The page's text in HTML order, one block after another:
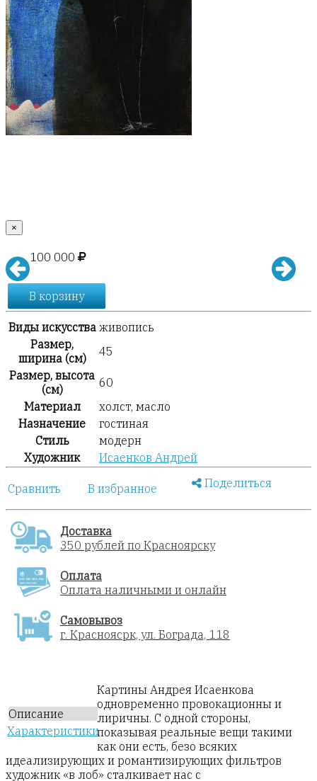
×
100 000
В корзину
Виды искусства живопись
Размер,
ширина (см)
45
Размер, высота
(см)
60
Материал
холст, масло
Назначение
гостиная
Стиль
модерн
Художник
Исаенков Андрей
Сравнить В избранное Поделиться
Доставка
350 рублей по Красноярску
Оплата
Оплата наличными и онлайн
Самовывоз
г. Красноясрк, ул. Бограда, 118
Описание
Характеристики
Картины Андрея Исаенкова
одновременно провокационны и
лиричны. С одной стороны,
показывая реальные вещи такими
как они есть, безо всяких
идеализирующих и романтизирующих фильтров
художник «в лоб» сталкивает нас с